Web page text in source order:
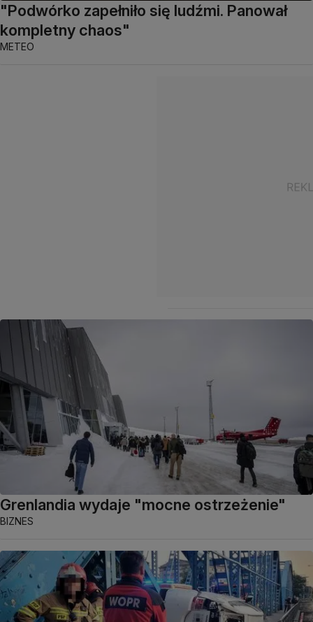
"Podwórko zapełniło się ludźmi. Panował
kompletny chaos"
METEO
Grenlandia wydaje "mocne ostrzeżenie"
BIZNES